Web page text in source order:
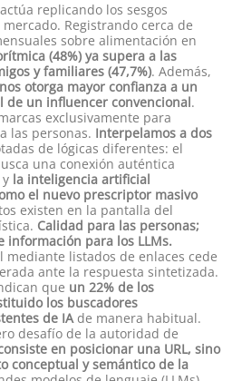
replicando los sesgos
Registrando cerca de
sobre alimentación en
(48%) ya supera a las
y familiares (47,7%). Además,
otorga mayor confianza a un
de un influencer convencional.
exclusivamente para
las personas. Interpelamos a dos
de lógicas diferentes: el
una conexión auténtica
la inteligencia artificial
el nuevo prescriptor masivo
existen en la pantalla del
Calidad para las personas;
información para los LLMs.
listados de enlaces cede
ante la respuesta sintetizada.
que un 22% de los
los buscadores
de IAde manera habitual.
desafío de la autoridad de
en posicionar una URL, sino
conceptual y semántico de la